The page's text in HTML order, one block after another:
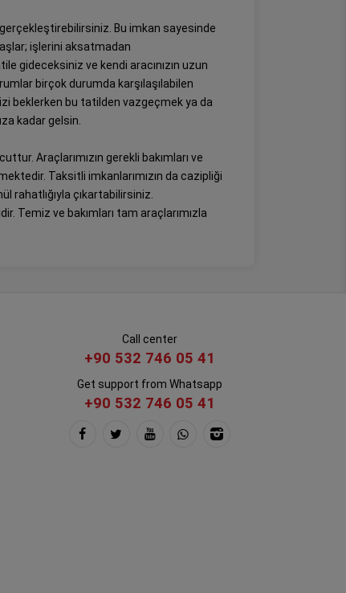
Bu imkan sayesinde
işlerini aksatmadan
gideceksiniz ve kendi aracınızın uzun
birçok durumda karşılaşılabilen
beklerken bu tatilden vazgeçmek ya da
kadar gelsin.
Araçlarımızın gerekli bakımları ve
Taksitli imkanlarımızın da cazipliği
rahatlığıyla çıkartabilirsiniz.
Temiz ve bakımları tam araçlarımızla
Call center
+90 532 746 05 41
Get support from Whatsapp
+90 532 746 05 41